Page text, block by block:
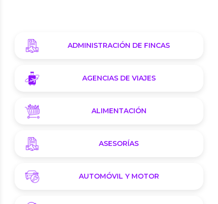
ADMINISTRACIÓN DE FINCAS
AGENCIAS DE VIAJES
ALIMENTACIÓN
ASESORÍAS
AUTOMÓVIL Y MOTOR